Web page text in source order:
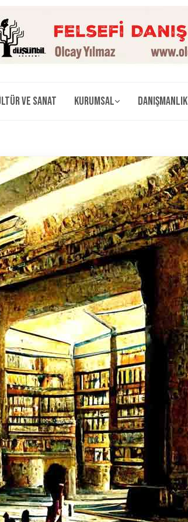
ve Sanat Kurumsal Danışmanlık